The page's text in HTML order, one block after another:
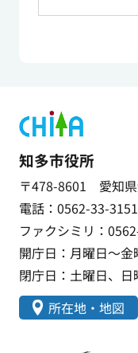
知多市役所
〒478-8601 愛知
電話：0562-33-
ファクシミリ：
開庁日：月曜日～
閉庁日：土曜日、
所在地・地図